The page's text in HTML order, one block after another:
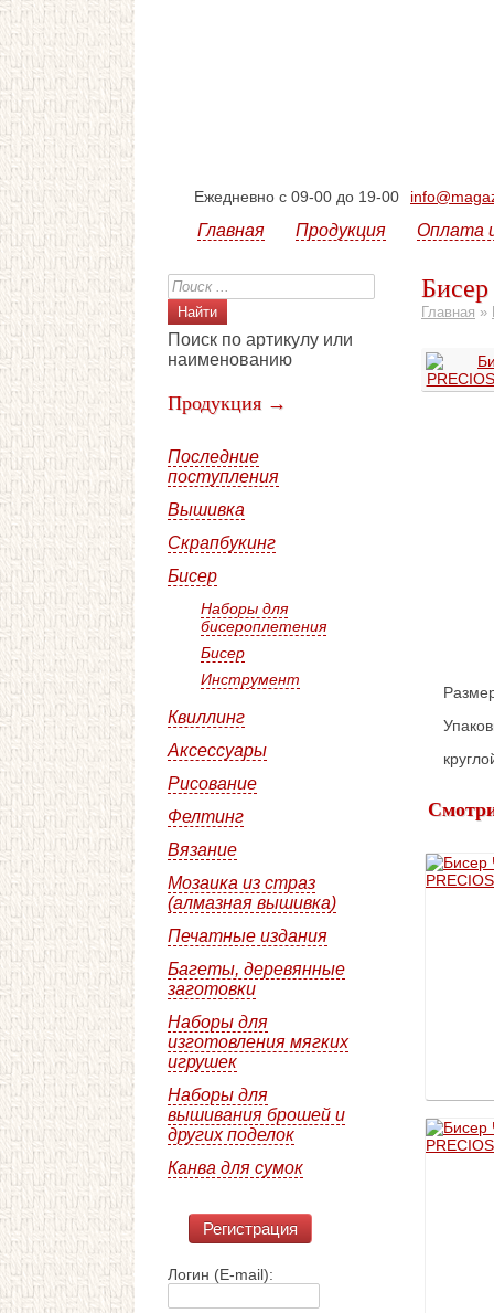
Ежедневно с 09-00 до 19-00
Главная Продукция Оплата
Поиск по артикулу или
наименованию
Продукция →
Последние
поступления
Вышивка
Скрапбукинг
Бисер
Наборы для
бисероплетения
Бисер
Инструмент
Квиллинг
Аксессуары
Рисование
Фелтинг
Вязание
Мозаика из страз
(алмазная вышивка)
Печатные издания
Багеты, деревянные
заготовки
Наборы для
изготовления мягких
игрушек
Наборы для
вышивания брошей и
других поделок
Канва для сумок
Регистрация
Логин (E-mail):
Главная »